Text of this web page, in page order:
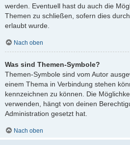
werden. Eventuell hast du auch die
Themen zu schließen, sofern dies
erlaubt wurde.
Nach oben
Was sind Themen-Symbole?
Themen-Symbole sind vom Autor
einem Thema in Verbindung stehen
kennzeichnen zu können. Die
verwenden, hängt von deinen
Administration gesetzt hat.
Nach oben